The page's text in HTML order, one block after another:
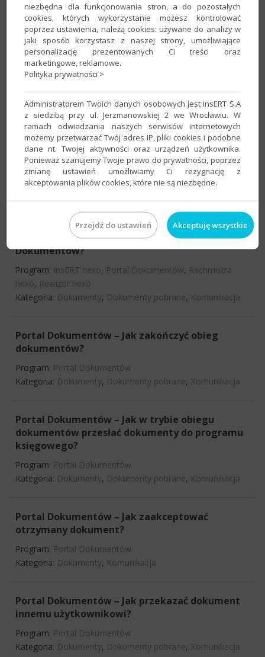
(KSeF)?
Program:InsERT nexo ,Portal Dokumentów,Rachmistrz
nexo,Rewizor nexo
Kategoria:Dekretacja dokumentów
Dokumenty pobrane, KSeF
Rachmistrz i Rewizor nexo – Jak wczytać
dokumenty do Portalu Dokumentów z poziomu
programu?
Program:InsERT nexo,Portal Dokumentów,Rachmistrz
nexo,Rewizor nexo
Kategoria:Dokumenty ,Komunikacja
InsERT nexo – Jak dodać dokument na podstawie
danych przesłanych przez klienta poprzez Portal
Dokumentów?
Program: InsERT nexo, Portal Dokumentów, Rachmistrz
nexo, Rewizor nexo
Kategoria: Dokumenty, Dokumenty pobrane, Komunikacja
Portal Dokumentów – Jak zakończyć obieg
dokumentów?
Program: Portal Dokumentów
Kategoria: Dokumenty, Dokumenty pobrane, Komunikacja
Portal Dokumentów – Jak w trybie obiegu
dokumentów przesłać dokumenty do programu
księgowego?
Program: Portal Dokumentów
Kategoria: Dokumenty, Dokumenty pobrane, Komunikacja
Portal Dokumentów – Jak zaakceptować
otrzymany dokument?
Program: Portal Dokumentów
Kategoria: Dokumenty, Komunikacja
Portal Dokumentów – Jak przekazać dokument
innemu użytkownikowi?
Program: Portal Dokumentów
Kategoria: Dokumenty, Dokumenty pobrane, Komunikacja
niezbędna dla funkcjonowania stron, a do pozostałych
cookies, których wykorzystanie możesz kontrolować
poprzez ustawienia, należą cookies: używane do analizy w
jaki sposób korzystasz z naszej strony, umożliwiające
personalizację prezentowanych Ci treści oraz
marketingowe, reklamowe.
Polityka prywatności >
Administratorem Twoich danych osobowych jest InsERT S.A
z siedzibą przy ul. Jerzmanowskiej 2 we Wrocławiu. W
ramach odwiedzania naszych serwisów internetowych
możemy przetwarzać Twój adres IP, pliki cookies i podobne
dane nt. Twojej aktywności oraz urządzeń użytkownika.
Ponieważ szanujemy Twoje prawo do prywatności, poprzez
zmianę ustawień umożliwiamy Ci rezygnację z
akceptowania plików cookies, które nie są niezbędne.
Przejdź do ustawień Akceptuję wszystkie